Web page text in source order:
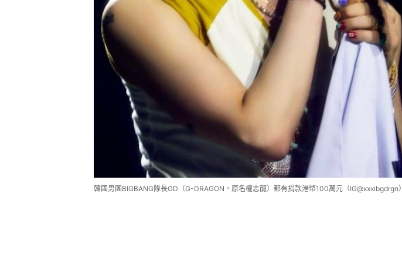
韓國男團BIGBANG隊長GD（G-DRAGON，原名權志龍）都有捐款港幣100萬元（IG@xxxibgdrgn）